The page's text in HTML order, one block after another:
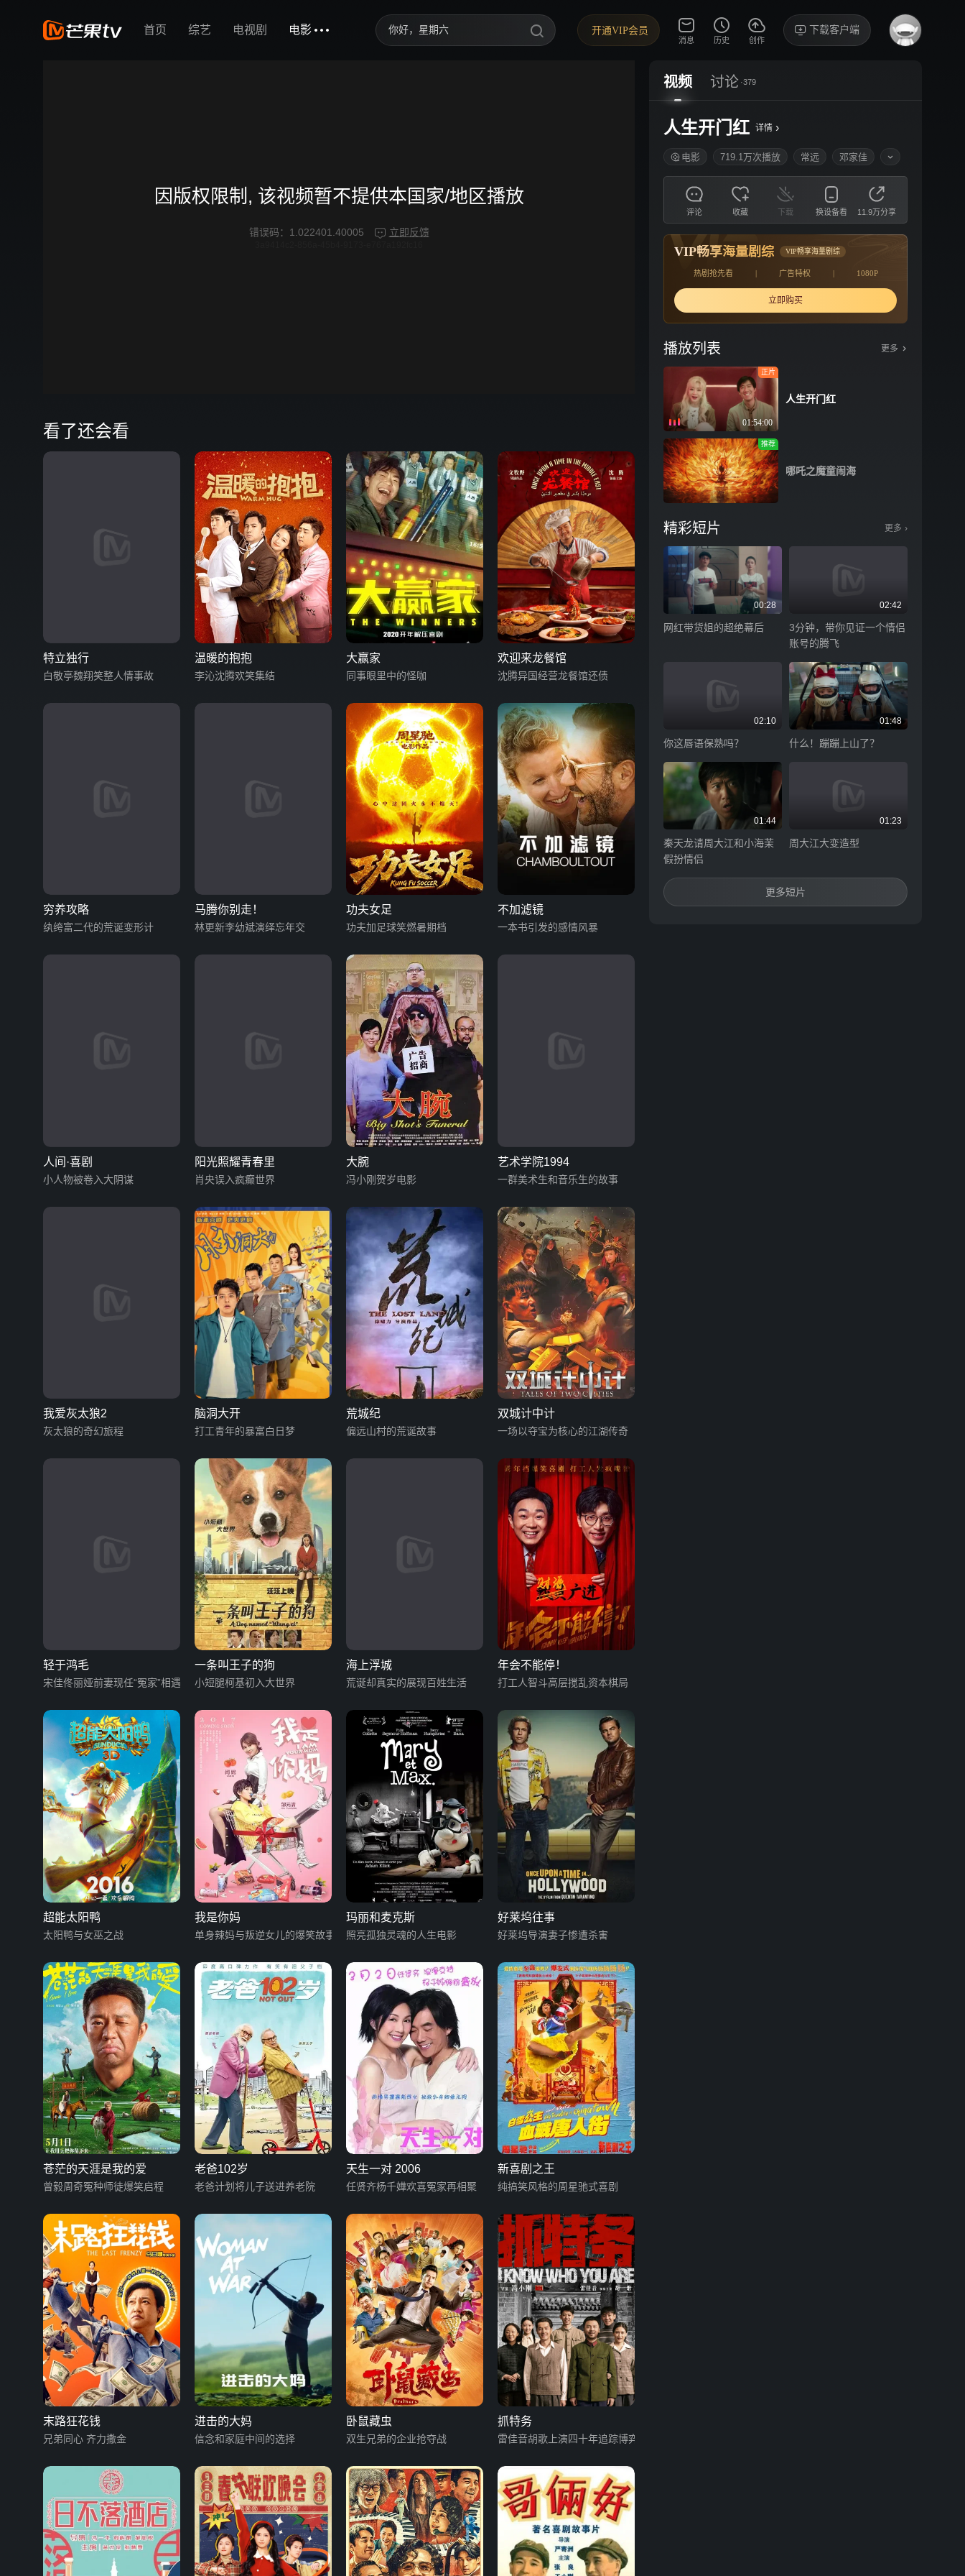
首页 综艺 电视剧 电影 你好，星期六
我们的宿舍·归心季
开通VIP会员
消息 历史 创作
下载客户端
因版权限制, 该视频暂不提供本国家/地区播放
错误码： 1.022401.40005 立即反馈
看了还会看
特立独行
白敬亭魏翔笑整人情事故
温暖的抱抱
李沁沈腾欢笑集结
大赢家
同事眼里中的怪咖
欢迎来龙餐馆
沈腾异国经营龙餐馆还债
穷养攻略
纨绔富二代的荒诞变形计
马腾你别走！
林更新李幼斌演绎忘年交
功夫女足
功夫加足球笑燃暑期档
不加滤镜
一本书引发的感情风暴
人间·喜剧
小人物被卷入大阴谋
阳光照耀青春里
肖央误入疯癫世界
大腕
冯小刚贺岁电影
艺术学院1994
一群美术生和音乐生的故事
我爱灰太狼2
灰太狼的奇幻旅程
脑洞大开
打工青年的暴富白日梦
荒城纪
偏远山村的荒诞故事
双城计中计
一场以夺宝为核心的江湖传奇
轻于鸿毛
宋佳佟丽娅前妻现任“冤家”相遇
一条叫王子的狗
小短腿柯基初入大世界
海上浮城
荒诞却真实的展现百姓生活
年会不能停！
打工人智斗高层搅乱资本棋局
超能太阳鸭
太阳鸭与女巫之战
我是你妈
单身辣妈与叛逆女儿的爆笑故事
玛丽和麦克斯
照亮孤独灵魂的人生电影
好莱坞往事
好莱坞导演妻子惨遭杀害
苍茫的天涯是我的爱
曾毅周奇冤种师徒爆笑启程
老爸102岁
老爸计划将儿子送进养老院
天生一对 2006
任贤齐杨千嬅欢喜冤家再相聚
新喜剧之王
纯搞笑风格的周星驰式喜剧
末路狂花钱
兄弟同心 齐力撒金
进击的大妈
信念和家庭中间的选择
卧鼠藏虫
双生兄弟的企业抢夺战
抓特务
雷佳音胡歌上演四十年追踪博弈
视频 讨论 ·379
人生开门红 详情 ›
电影 719.1万次播放 常远 邓家佳
评论 收藏 下载 换设备看 11.9万分享
VIP畅享海量剧综 VIP畅享海量剧综
热剧抢先看 | 广告特权 | 1080P
立即购买
播放列表 更多
01:54:00
正片
人生开门红
推荐
哪吒之魔童闹海
精彩短片 更多 ›
00:28
网红带货姐的超绝幕后
02:42
3分钟，带你见证一个情侣
账号的腾飞
02:10
你这唇语保熟吗？
01:48
什么！蹦蹦上山了？
01:44
秦天龙请周大江和小海茉
假扮情侣
01:23
周大江大变造型
更多短片